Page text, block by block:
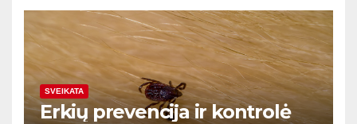
SVEIKATA
Erkių prevencija ir kontrolė